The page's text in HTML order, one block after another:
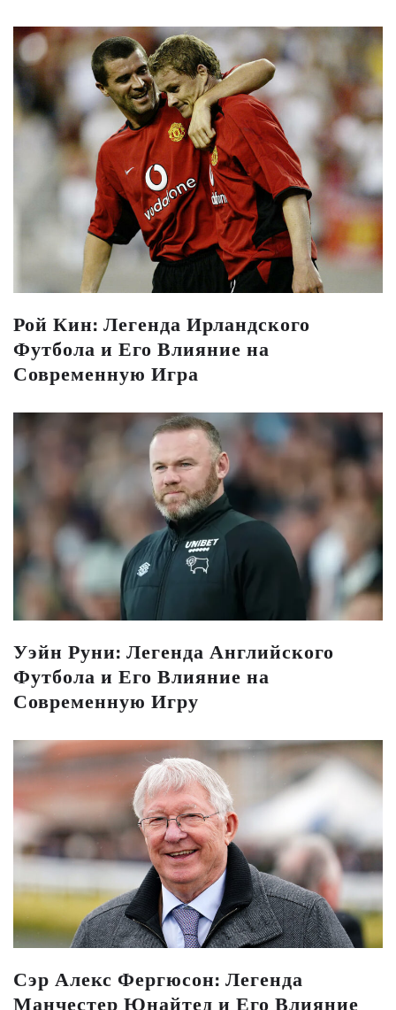
Рой Кин: Легенда Ирландского
Футбола и Его Влияние на
Современную Игра
Уэйн Руни: Легенда Английского
Футбола и Его Влияние на
Современную Игру
Сэр Алекс Фергюсон: Легенда